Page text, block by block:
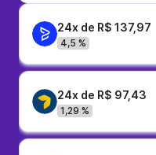
24x de R$ 137,97
4,5 %
24x de R$ 97,43
1,29 %